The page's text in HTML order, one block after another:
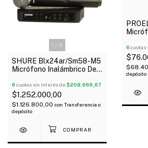
1 / 8
SHURE Blx24ar/Sm58-M5
Micrófono Inalámbrico De
6 cuotas sin interés de$208.666,67
$1.252.000,00
$1.126.800,00 con Transferencia o
depósito
6 cuotas
depósito